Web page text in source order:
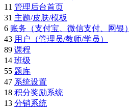
11 管理后台首页
31 主题/皮肤/模板
6 账务（支付宝、微信支付、网银）
43 用户（管理员/教师/学员）
89 课程
14 班级
55 题库
47 系统设置
18 积分奖励系统
13 分销系统